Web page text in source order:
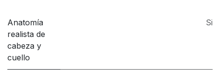
Anatomía
realista de
cabeza y
cuello
Si